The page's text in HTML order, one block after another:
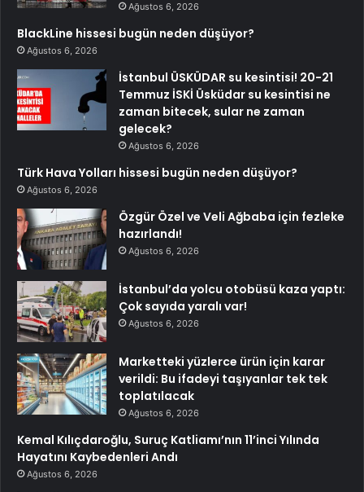
Ağustos 6, 2026
BlackLine hissesi bugün neden düşüyor?
Ağustos 6, 2026
İstanbul ÜSKÜDAR su kesintisi! 20-21
Temmuz İSKİ Üsküdar su kesintisi ne
zaman bitecek, sular ne zaman
gelecek?
Ağustos 6, 2026
Türk Hava Yolları hissesi bugün neden düşüyor?
Ağustos 6, 2026
Özgür Özel ve Veli Ağbaba için fezleke
hazırlandı!
Ağustos 6, 2026
İstanbul’da yolcu otobüsü kaza yaptı:
Çok sayıda yaralı var!
Ağustos 6, 2026
Marketteki yüzlerce ürün için karar
verildi: Bu ifadeyi taşıyanlar tek tek
toplatılacak
Ağustos 6, 2026
Kemal Kılıçdaroğlu, Suruç Katliamı’nın 11’inci Yılında
Hayatını Kaybedenleri Andı
Ağustos 6, 2026